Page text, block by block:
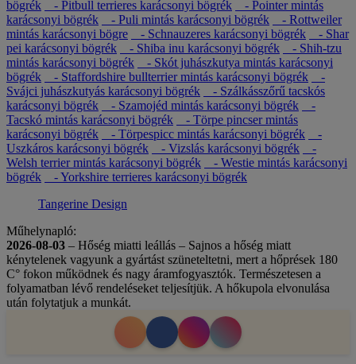
bögrék
- Pitbull terrieres karácsonyi bögrék
- Pointer mintás
karácsonyi bögrék
- Puli mintás karácsonyi bögrék
- Rottweiler
mintás karácsonyi bögre
- Schnauzeres karácsonyi bögrék
- Shar
pei karácsonyi bögrék
- Shiba inu karácsonyi bögrék
- Shih-tzu
mintás karácsonyi bögrék
- Skót juhászkutya mintás karácsonyi
bögrék
- Staffordshire bullterrier mintás karácsonyi bögrék
-
Svájci juhászkutyás karácsonyi bögrék
- Szálkásszőrű tacskós
karácsonyi bögrék
- Szamojéd mintás karácsonyi bögrék
-
Tacskó mintás karácsonyi bögrék
- Törpe pincser mintás
karácsonyi bögrék
- Törpespicc mintás karácsonyi bögrék
-
Uszkáros karácsonyi bögrék
- Vizslás karácsonyi bögrék
-
Welsh terrier mintás karácsonyi bögrék
- Westie mintás karácsonyi
bögrék
- Yorkshire terrieres karácsonyi bögrék
Tangerine Design
Műhelynapló:
2026-08-03 – Hőség miatti leállás – Sajnos a hőség miatt
kénytelenek vagyunk a gyártást szüneteltetni, mert a hőprések 180
C° fokon működnek és nagy áramfogyasztók. Természetesen a
folyamatban lévő rendeléseket teljesítjük. A hőkupola elvonulása
után folytatjuk a munkát.